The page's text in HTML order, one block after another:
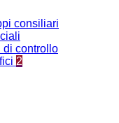
consiliari
di controllo
2